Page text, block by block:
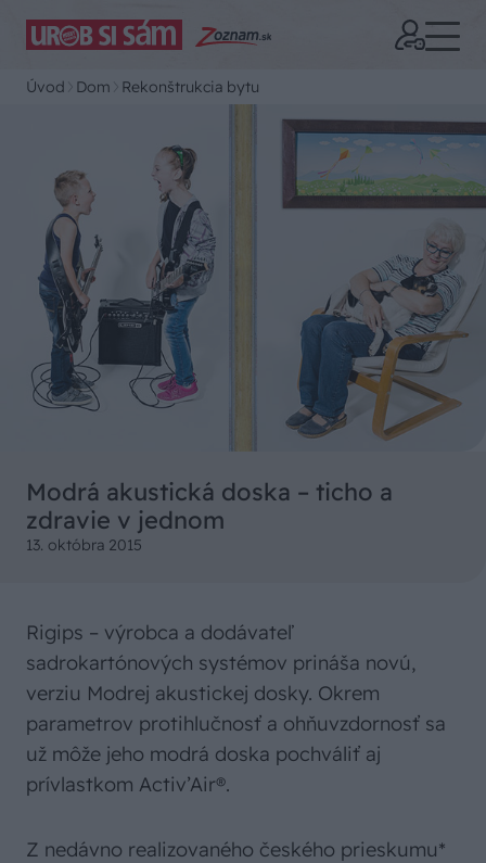
Úvod Dom Rekonštrukcia bytu
Modrá akustická doska – ticho a
zdravie v jednom
13. októbra 2015
Rigips – výrobca a dodávateľ
sadrokartónových systémov prináša novú,
verziu Modrej akustickej dosky. Okrem
parametrov protihlučnosť a ohňuvzdornosť sa
už môže jeho modrá doska pochváliť aj
prívlastkom Activ’Air®.
Z nedávno realizovaného českého prieskumu*